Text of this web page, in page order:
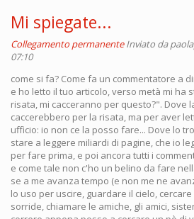
Mi spiegate...
Collegamento permanente Inviato da
07:10
come si fa? Come fa un commentatore a
e ho letto il tuo articolo, verso metà mi ha
risata, mi cacceranno per questo?". Dove
caccerebbero per la risata, ma per aver
ufficio: io non ce la posso fare... Dove lo
stare a leggere miliardi di pagine, che io
per fare prima, e poi ancora tutti i
e come tale non c'ho un belino da fare
se a me avanza tempo (e non me ne
lo uso per uscire, guardare il cielo,
sorride, chiamare le amiche, gli amici,